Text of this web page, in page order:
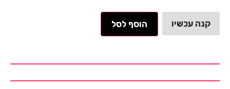
קנה עכשיו הוסף לסל